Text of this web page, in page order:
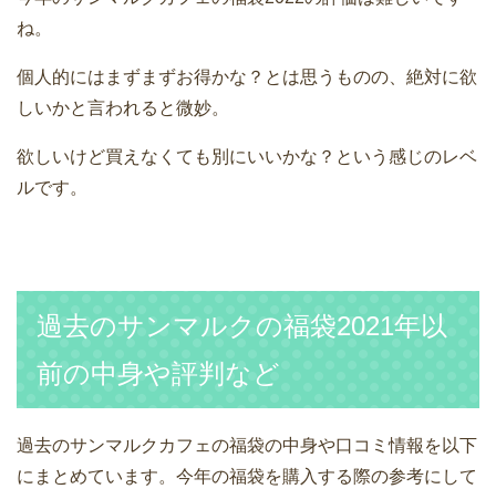
ね。
個人的にはまずまずお得かな？とは思うものの、絶対に欲
しいかと言われると微妙。
欲しいけど買えなくても別にいいかな？という感じのレベ
ルです。
過去のサンマルクの福袋2021年以
前の中身や評判など
過去のサンマルクカフェの福袋の中身や口コミ情報を以下
にまとめています。今年の福袋を購入する際の参考にして